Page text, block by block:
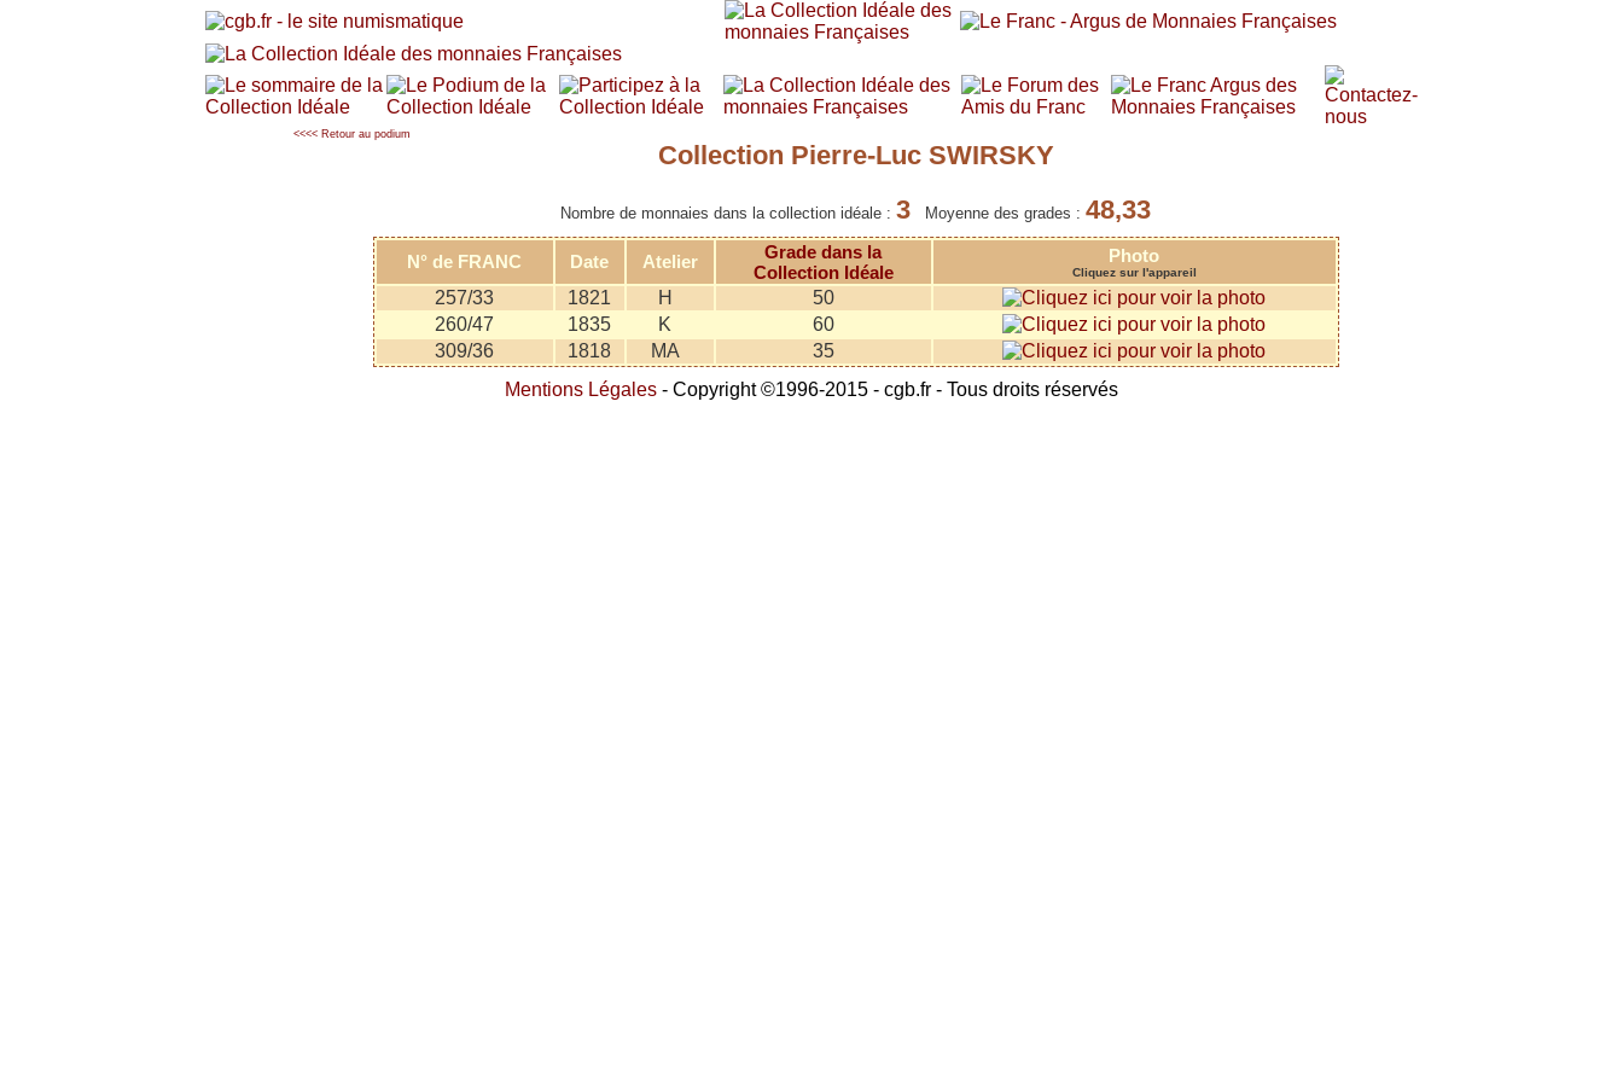
<<<< Retour au podium
Collection Pierre-Luc SWIRSKY
Nombre de monnaies dans la collection idéale : 3 Moyenne des grades : 48,33
N° de FRANC Date Atelier
Grade dans la
Collection Idéale
Photo
Cliquez sur l'appareil
257/33 1821 H
50
260/47
1835 K
60
309/36
1818 MA
35
Mentions Légales - Copyright ©1996-2015 - cgb.fr - Tous droits réservés